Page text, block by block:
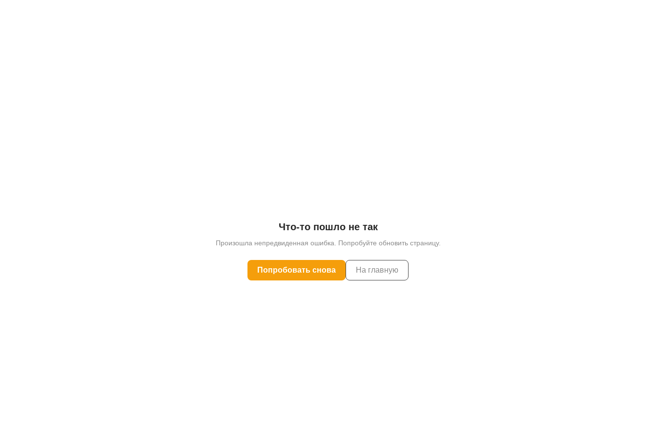
Что-то пошло не так
Произошла непредвиденная ошибка. Попробуйте обновить страницу.
Попробовать снова На главную